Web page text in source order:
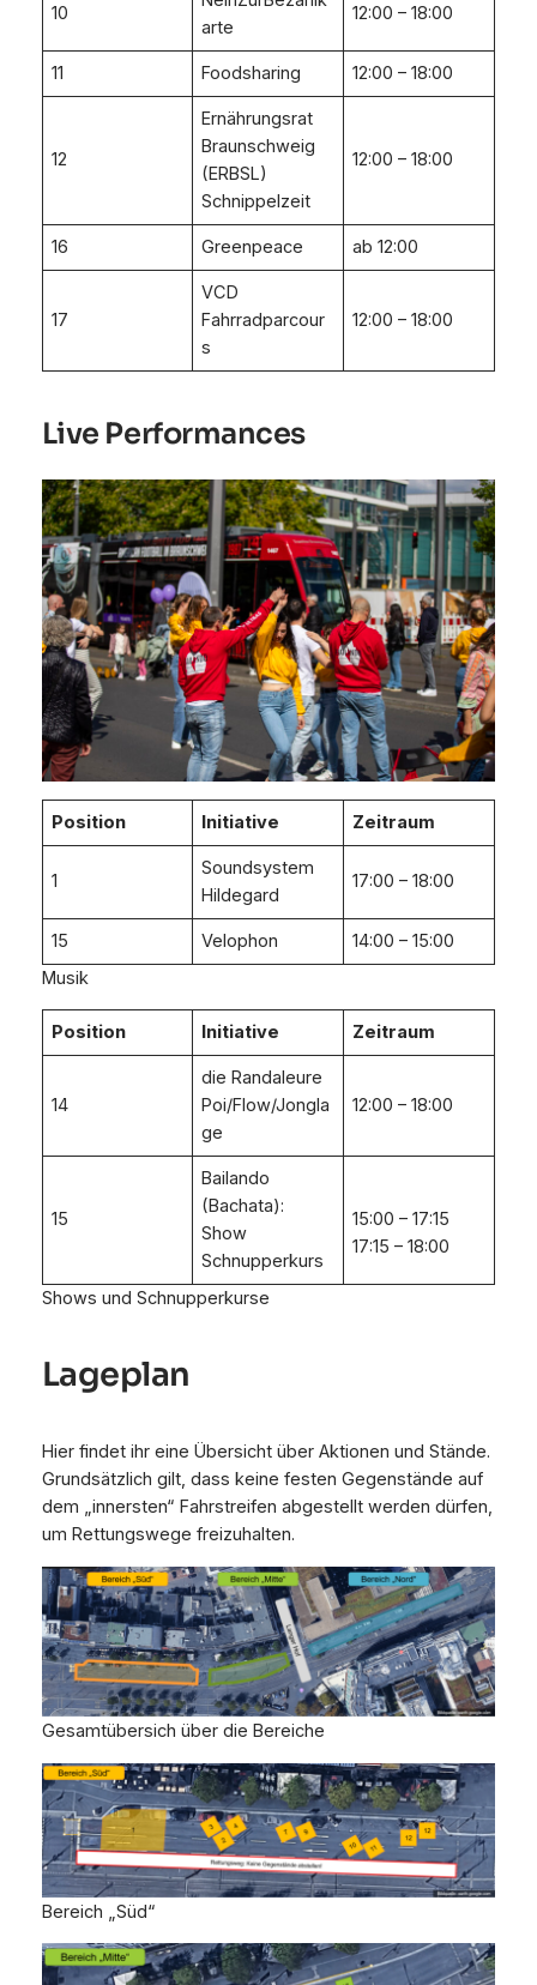
10
arte
12:00 – 18:00
11 Foodsharing 12:00 – 18:00
12
Ernährungsrat
Braunschweig
(ERBSL)
Schnippelzeit
12:00 – 18:00
16 Greenpeace ab 12:00
17
VCD
Fahrradparcour
s
12:00 – 18:00
Live Performances
Position Initiative Zeitraum
1
Soundsystem
Hildegard
17:00 – 18:00
15 Velophon
14:00 – 15:00
Musik
Position Initiative Zeitraum
14
die Randaleure
Poi/Flow/Jongla
ge
12:00 – 18:00
15
Bailando
(Bachata):
Show
Schnupperkurs
15:00 – 17:15
17:15 – 18:00
Shows und Schnupperkurse
Lageplan
Hier findet ihr eine Übersicht über Aktionen und Stände.
Grundsätzlich gilt, dass keine festen Gegenstände auf
dem „innersten“ Fahrstreifen abgestellt werden dürfen,
um Rettungswege freizuhalten.
Gesamtübersich über die Bereiche
Bereich „Süd“